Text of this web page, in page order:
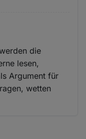
die
lesen,
Argument für
wetten